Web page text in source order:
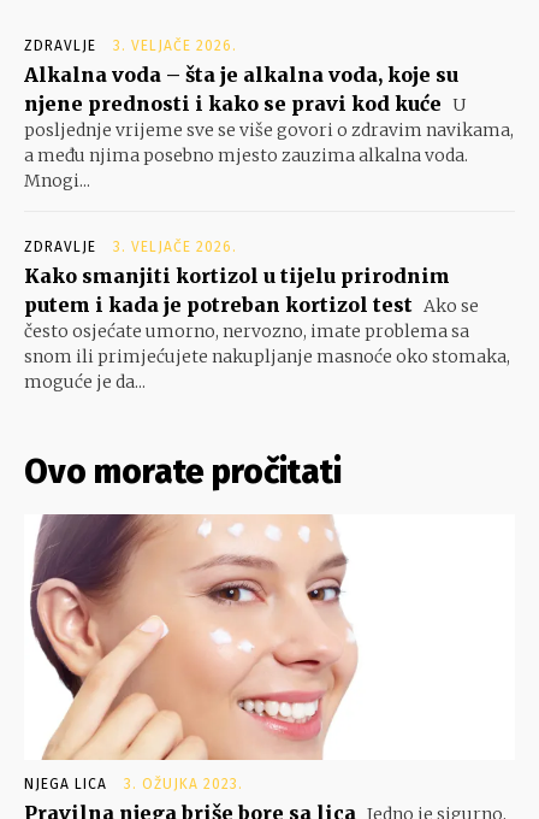
ZDRAVLJE 3. VELJAČE 2026.
Alkalna voda – šta je alkalna voda, koje su
njene prednosti i kako se pravi kod kuće U
posljednje vrijeme sve se više govori o zdravim navikama,
a među njima posebno mjesto zauzima alkalna voda.
Mnogi...
ZDRAVLJE 3. VELJAČE 2026.
Kako smanjiti kortizol u tijelu prirodnim
putem i kada je potreban kortizol test Ako se
često osjećate umorno, nervozno, imate problema sa
snom ili primjećujete nakupljanje masnoće oko stomaka,
moguće je da...
Ovo morate pročitati
NJEGA LICA 3. OŽUJKA 2023.
Pravilna njega briše bore sa lica Jedno je sigurno,